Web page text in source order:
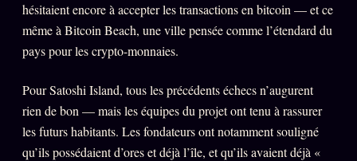
hésitaient encore à accepter les transactions en bitcoin — et ce
même à Bitcoin Beach, une ville pensée comme l’étendard du
pays pour les crypto-monnaies.
Pour Satoshi Island, tous les précédents échecs n’augurent
rien de bon — mais les équipes du projet ont tenu à rassurer
les futurs habitants. Les fondateurs ont notamment souligné
qu’ils possédaient d’ores et déjà l’île, et qu’ils avaient déjà «